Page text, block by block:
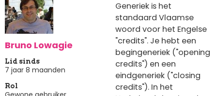
Bruno Lowagie
Lid sinds
7 jaar 8 maanden
Rol
Generiek is het
standaard Vlaamse
woord voor het Engelse
"credits". Je hebt een
begingeneriek ("opening
credits") en een
eindgeneriek ("closing
credits"). In het